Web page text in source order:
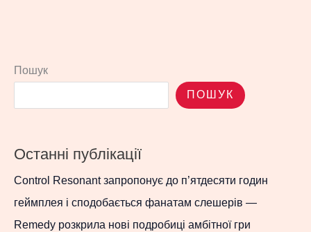
Пошук
ПОШУК
Останні публікації
Control Resonant запропонує до п’ятдесяти годин
геймплея і сподобається фанатам слешерів —
Remedy розкрила нові подробиці амбітної гри